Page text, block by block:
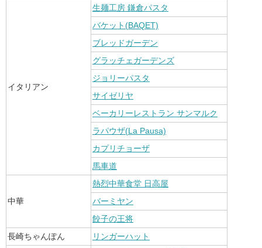
イタリアン
生麺工房 鎌倉パスタ
バケット(BAQET)
ブレッドガーデン
グラッチェガーデンズ
ジョリーパスタ
サイゼリヤ
ベーカリーレストラン サンマルク
ラパウザ(La Pausa)
カプリチョーザ
馬車道
中華
熱烈中華食堂 日高屋
バーミヤン
餃子の王将
長崎ちゃんぽん
リンガーハット